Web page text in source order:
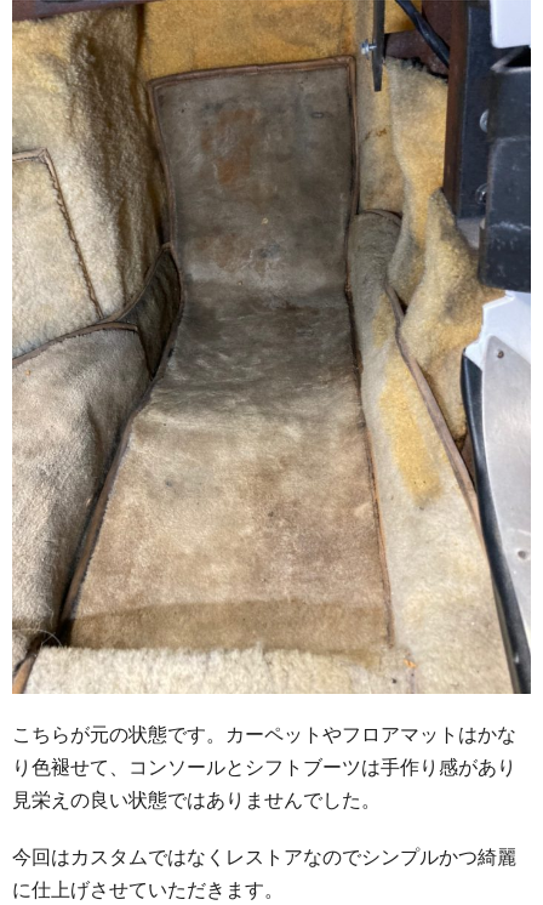
こちらが元の状態です。カーペットやフロアマットはかな
り色褪せて、コンソールとシフトブーツは手作り感があり
見栄えの良い状態ではありませんでした。
今回はカスタムではなくレストアなのでシンプルかつ綺麗
に仕上げさせていただきます。